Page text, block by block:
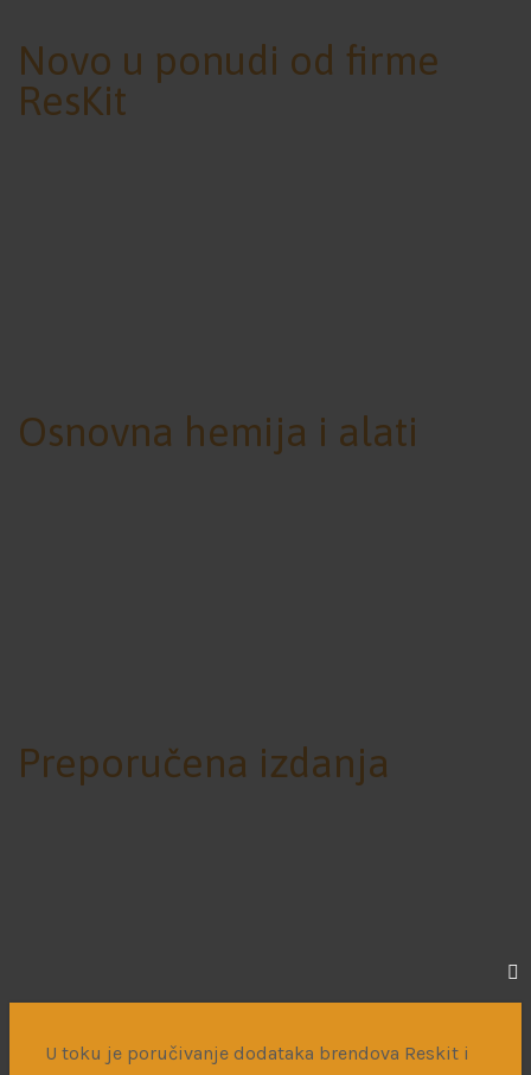
U toku je poručivanje dodataka brendova Reskit i
Novo u ponudi od firme
ResKit
Osnovna hemija i alati
Preporučena izdanja